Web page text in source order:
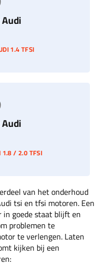
1.4 TFSI
1.8 / 2.0 TFSI
van het onderhoud
tsi en tfsi motoren. Een
goede staat blijft en
problemen te
te verlengen. Laten
kijken bij een